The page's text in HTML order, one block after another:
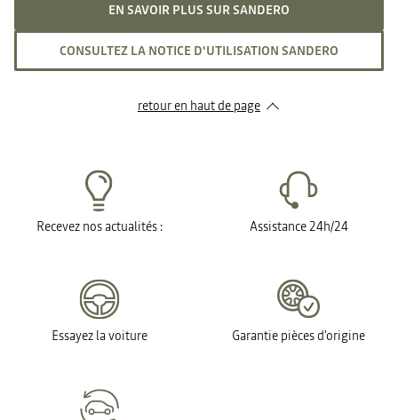
EN SAVOIR PLUS SUR SANDERO
CONSULTEZ LA NOTICE D'UTILISATION SANDERO
retour en haut de page​
Recevez nos actualités : Assistance 24h/24
Essayez la voiture Garantie pièces d'origine